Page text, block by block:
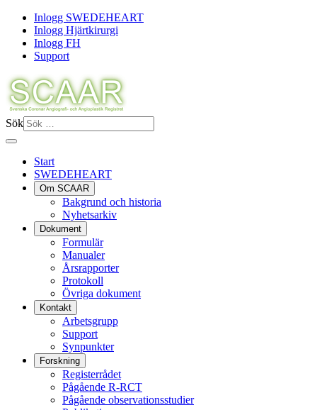
Inlogg SWEDEHEART
Inlogg Hjärtkirurgi
Inlogg FH
Support
Sök
Start
SWEDEHEART
Om SCAAR
Bakgrund och historia
Nyhetsarkiv
Dokument
Formulär
Manualer
Årsrapporter
Protokoll
Övriga dokument
Kontakt
Arbetsgrupp
Support
Synpunkter
Forskning
Registerrådet
Pågående R-RCT
Pågående observationsstudier